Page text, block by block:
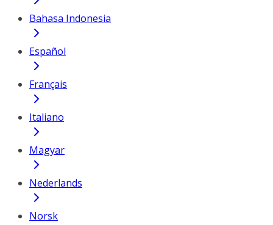
Bahasa Indonesia
Español
Français
Italiano
Magyar
Nederlands
Norsk